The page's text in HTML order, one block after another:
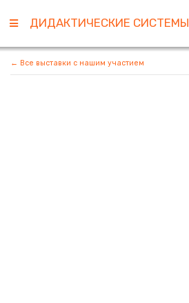
ДИДАКТИЧЕСКИЕ СИСТЕМЫ
← Все выставки с нашим участием